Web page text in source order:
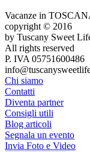
Vacanze in
copyright © 2016
by Tuscany Sweet
All rights reserved
P. IVA 05751600486
Chi siamo
Contatti
Diventa partner
Consigli utili
Blog articoli
Segnala un evento
Invia Foto e Video